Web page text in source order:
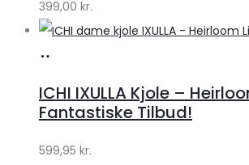
399,00 kr.
Klædeskabet.dk
ICHI IXULLA Kjole –
Fantastiske Tilbud!
599,95 kr.